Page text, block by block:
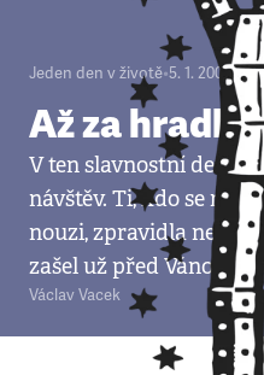
Jeden den v životě•5. 1. 2008•4
Až za
V ten slavnostní den
návštěv. Ti, kdo se na
nouzi, zpravidla
zašel už před Vánoci.
Václav Vacek